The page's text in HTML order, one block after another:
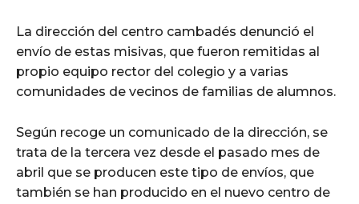
La dirección del centro cambadés denunció el
envío de estas misivas, que fueron remitidas al
propio equipo rector del colegio y a varias
comunidades de vecinos de familias de alumnos.
Según recoge un comunicado de la dirección, se
trata de la tercera vez desde el pasado mes de
abril que se producen este tipo de envíos, que
también se han producido en el nuevo centro de